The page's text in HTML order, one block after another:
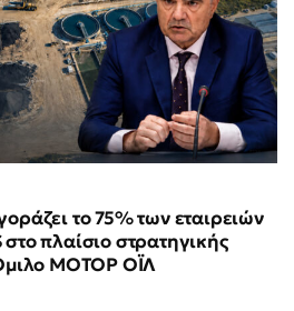
το 75% των εταιρειών
πλαίσιο στρατηγικής
ΜΟΤΟΡ ΟΪΛ